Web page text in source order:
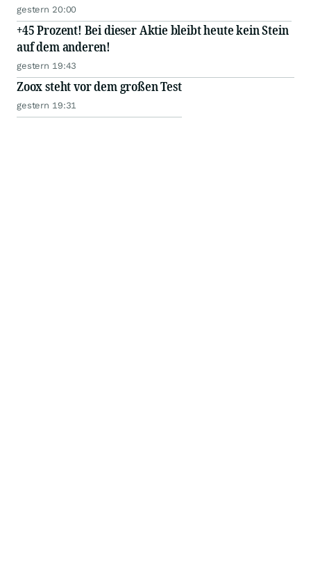
gestern 20:00
+45 Prozent! Bei dieser Aktie bleibt heute kein Stein
auf dem anderen!
gestern 19:43
Zoox steht vor dem großen Test
gestern 19:31